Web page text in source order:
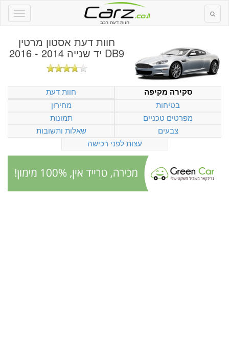
חוות דעת רכב
חוות דעת אסטון מרטין
DB9 יד שנייה 2014 - 2016
סקירה מקיפה
חוות דעת
בטיחות
מחירון
מפרטים טכניים
תמונות
צבעים
שאלות ותשובות
עצות לפני רכישה